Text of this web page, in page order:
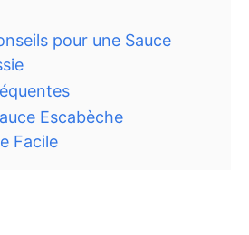
pour une Sauce
Escabèche
Facile